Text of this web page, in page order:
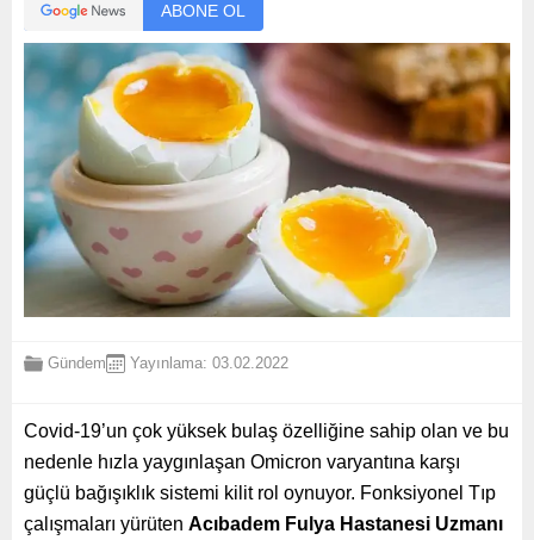
ABONE OL
Gündem Yayınlama: 03.02.2022
Covid-19’un çok yüksek bulaş özelliğine sahip olan ve bu
nedenle hızla yaygınlaşan Omicron varyantına karşı
güçlü bağışıklık sistemi kilit rol oynuyor. Fonksiyonel Tıp
çalışmaları yürüten Acıbadem Fulya Hastanesi Uzmanı